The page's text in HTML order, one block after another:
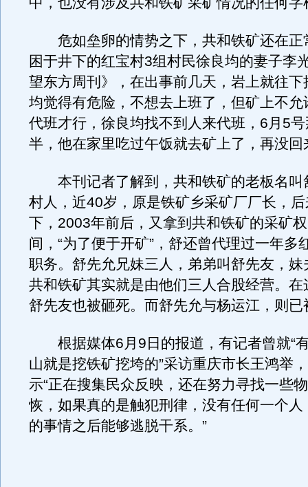
危如垒卵的情势之下，共和铁矿还在正
困于井下的红宝村3组村民徐良均的妻子李
望东方周刊》，在出事前几天，岩上就往下
均觉得有危险，不想去上班了，但矿上不允
代班才行，徐良均找不到人来代班，6月5
半，他在家里吃过午饭就去矿上了，再没回
本刊记者了解到，共和铁矿的老板名叫
村人，近40岁，原是铁矿乡采矿厂厂长，
下，2003年前后，又拿到共和铁矿的采矿
间，“为了便于开矿”，舒还曾代理过一年多
职务。舒先允兄妹三人，弟弟叫舒先友，妹
共和铁矿其实就是由他们三人合股经营。在
舒先友也被砸死。而舒先允与杨运江，则已
根据媒体6月9日的报道，有记者曾就“
山就是挖铁矿挖垮的”采访重庆市长王鸿举
示“正在搜集民众反映，还在努力寻找一些
恢，如果真的是触犯刑律，没有任何一个人
的事情之后能够逃脱干系。”